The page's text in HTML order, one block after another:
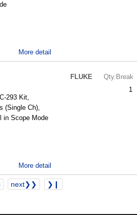
More detail
FLUKE
293 Kit,
(Single Ch),
in Scope Mode
Qty.Break
1
More detail
next❯❯ ❯❙